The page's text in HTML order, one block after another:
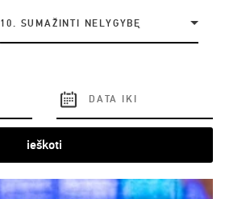
10. SUMAŽINTI NELYGYBĘ
ieškoti